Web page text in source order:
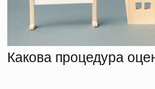
Какова процедура